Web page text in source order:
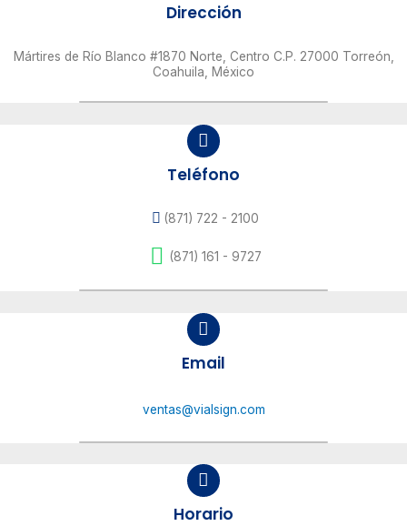
Dirección
Mártires de Río Blanco #1870 Norte, Centro C.P. 27000 Torreón,
Coahuila, México
Teléfono
(871) 722 - 2100
(871) 161 - 9727
Email
ventas@vialsign.com
Horario